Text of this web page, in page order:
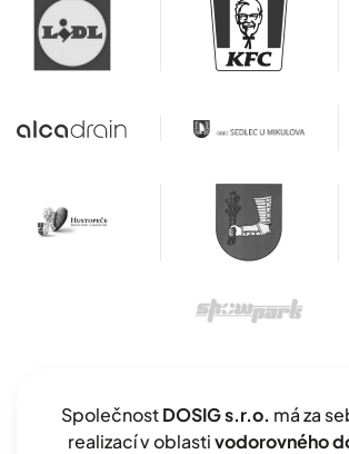
SpolečnostDOSIG s.r.o. má za
realizací v oblastivodorovného